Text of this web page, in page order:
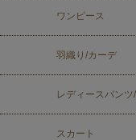
ワンピース
羽織り/カーデ
レディースパン
スカート